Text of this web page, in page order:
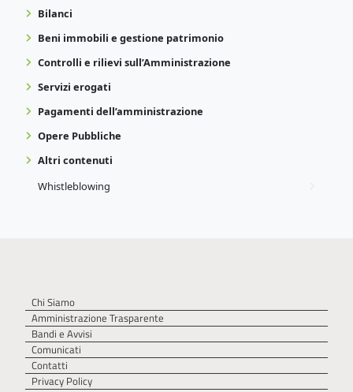
Bilanci
Beni immobili e gestione patrimonio
Controlli e rilievi sull’Amministrazione
Servizi erogati
Pagamenti dell’amministrazione
Opere Pubbliche
Altri contenuti
Whistleblowing
Chi Siamo
Amministrazione Trasparente
Bandi e Avvisi
Comunicati
Contatti
Privacy Policy